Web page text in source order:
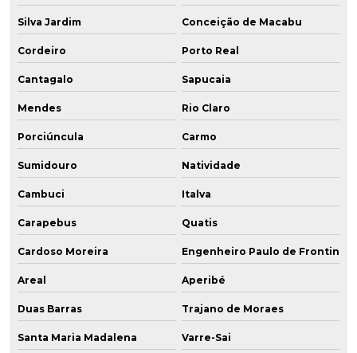
Silva Jardim Conceição de Macabu
Cordeiro Porto Real
Cantagalo Sapucaia
Mendes Rio Claro
Porciúncula Carmo
Sumidouro Natividade
Cambuci Italva
Carapebus Quatis
Cardoso Moreira Engenheiro Paulo de Frontin
Areal Aperibé
Duas Barras Trajano de Moraes
Santa Maria Madalena Varre-Sai